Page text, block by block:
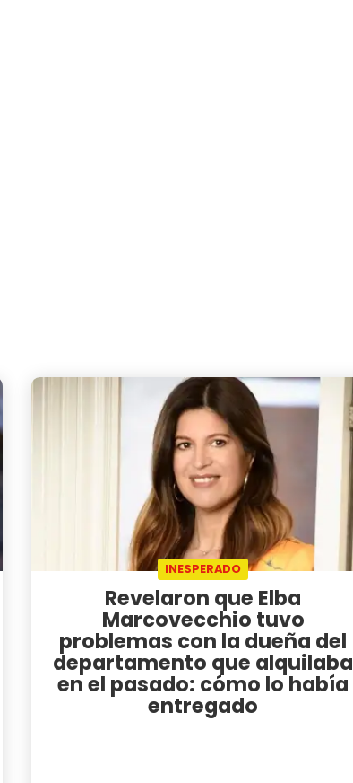
INESPERADO
Revelaron que Elba
Marcovecchio tuvo
problemas con la dueña del
departamento que alquilaba
en el pasado: cómo lo había
entregado